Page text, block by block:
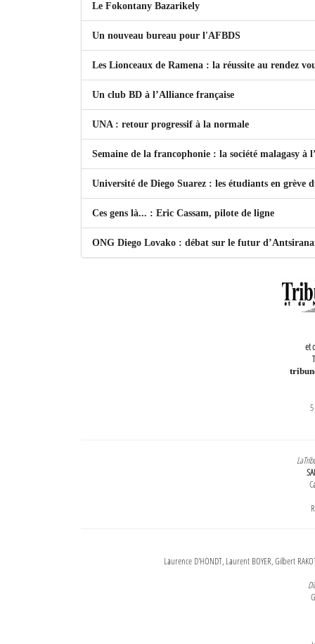
Le Fokontany Bazarikely
Un nouveau bureau pour l'AFBDS
Les Lionceaux de Ramena : la réussite au rendez
Un club BD à l’Alliance française
UNA : retour progressif à la normale
Semaine de la francophonie : la société malagasy à
Université de Diego Suarez : les étudiants en grève
Ces gens là... : Eric Cassam, pilote de ligne
ONG Diego Lovako : débat sur le futur
et
Laurence D'HONDT, Laurent BOYER, Gilbert